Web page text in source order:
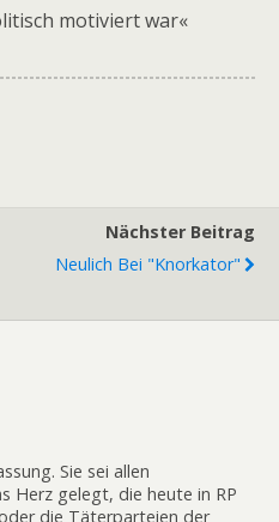
motiviert war«
Nächster Beitrag
Neulich Bei "Knorkator"
Sie sei allen
Herz gelegt, die heute in RP
die Täterparteien der